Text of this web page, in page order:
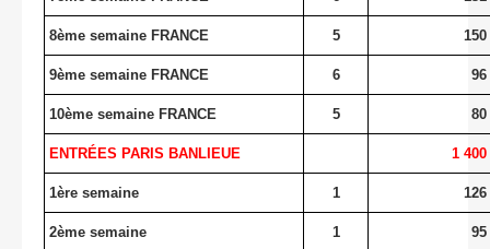
8ème semaine FRANCE 5 150
9ème semaine FRANCE 6 96
10ème semaine FRANCE 5 80
ENTRÉES PARIS BANLIEUE 1 400
1ère semaine 1 126
2ème semaine 1 95